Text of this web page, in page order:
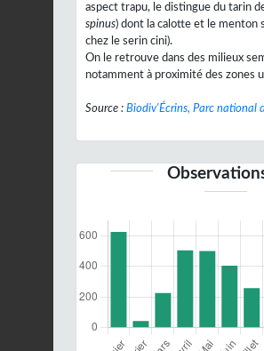
aspect trapu, le distingue du tarin
spinus) dont la calotte et le menton
chez le serin cini).
On le retrouve dans des milieux
notamment à proximité des zones
Source : Biodiv'Écrins, Parc national